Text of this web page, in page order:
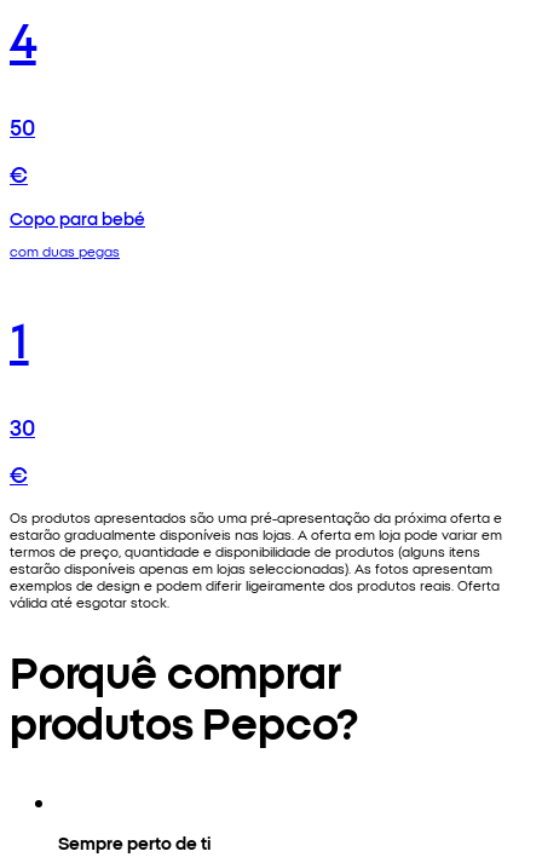
4
50
€
Copo para bebé
com duas pegas
1
30
€
Os produtos apresentados são uma pré-apresentação da próxima oferta e
estarão gradualmente disponíveis nas lojas. A oferta em loja pode variar em
termos de preço, quantidade e disponibilidade de produtos (alguns itens
estarão disponíveis apenas em lojas seleccionadas). As fotos apresentam
exemplos de design e podem diferir ligeiramente dos produtos reais. Oferta
válida até esgotar stock.
Porquê comprar
produtos Pepco?
Sempre perto de ti